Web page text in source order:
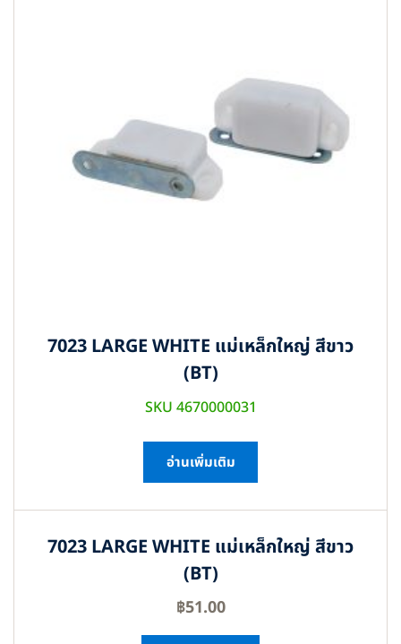
7023 LARGE WHITE แม่เหล็กใหญ่ สีขาว
(BT)
SKU 4670000031
อ่านเพิ่มเติม
7023 LARGE WHITE แม่เหล็กใหญ่ สีขาว
(BT)
฿51.00